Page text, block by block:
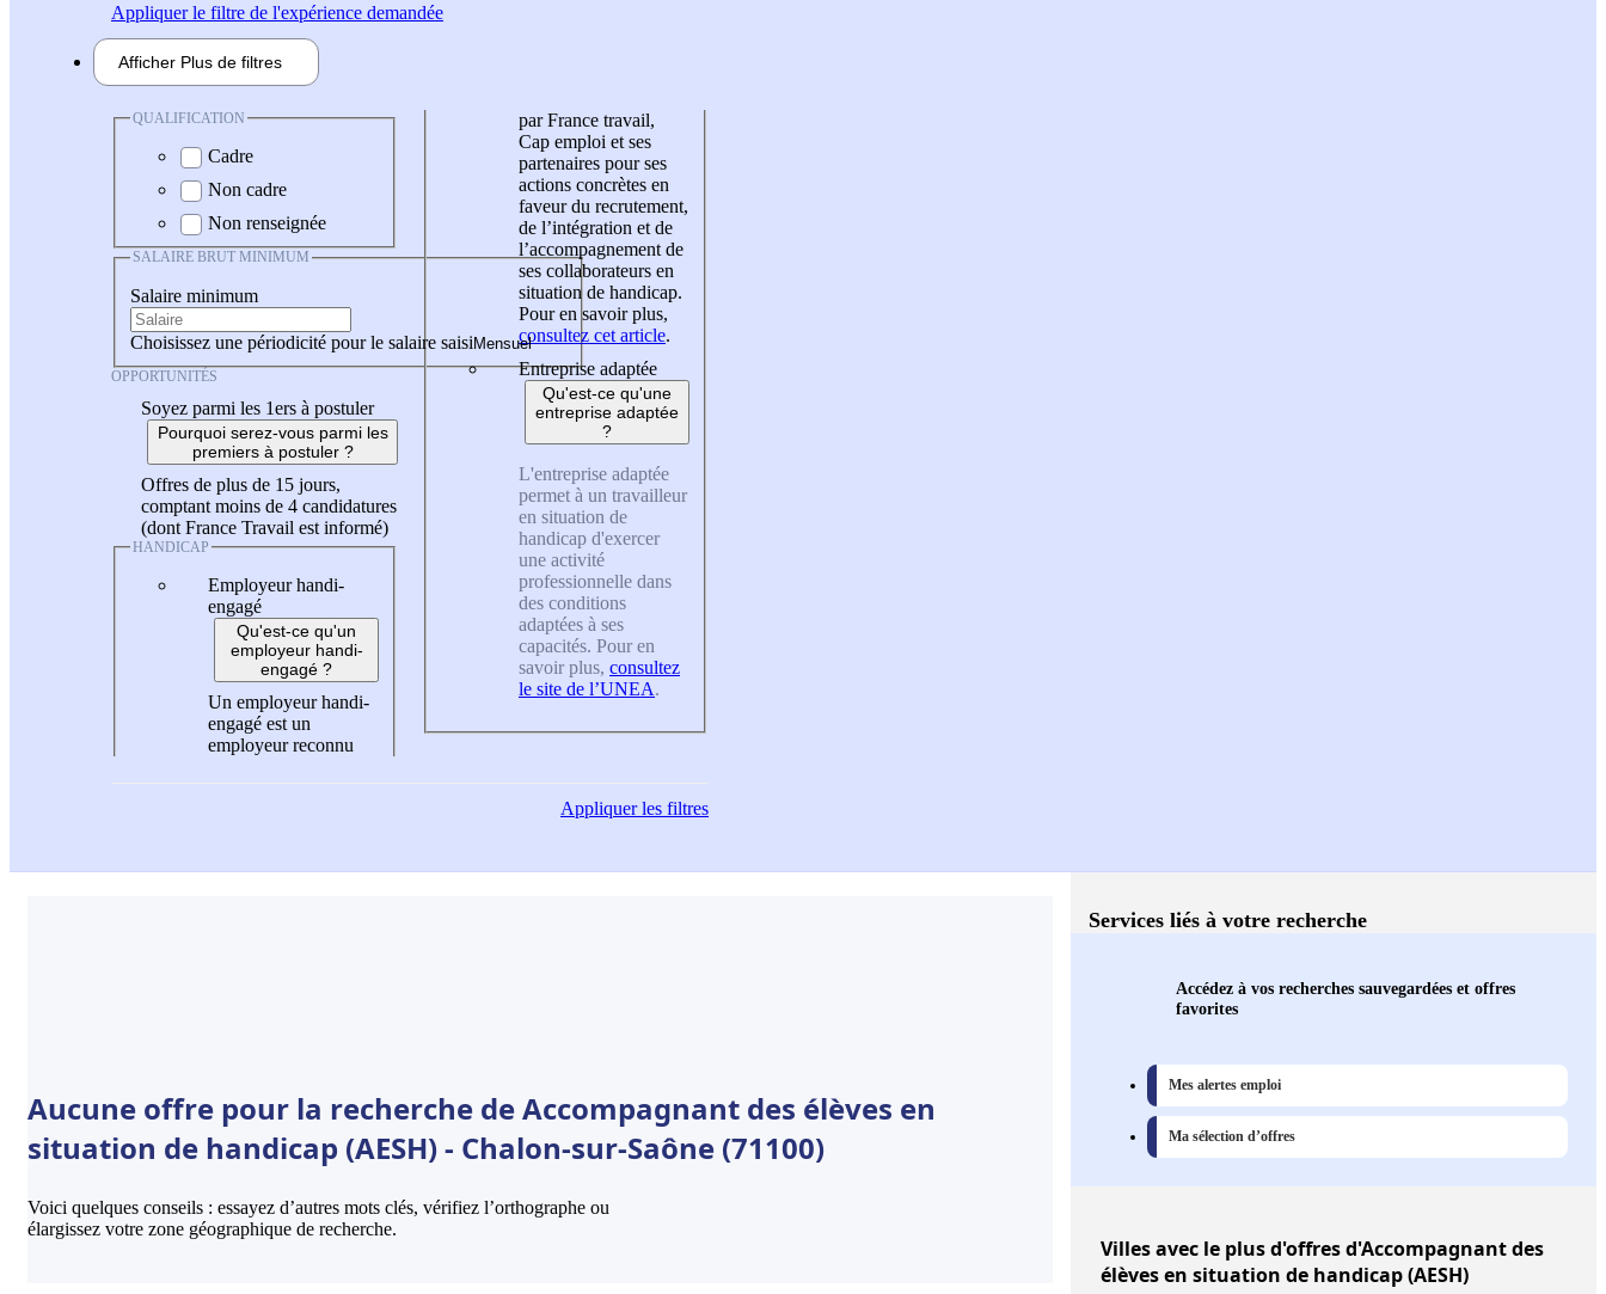
Appliquerle filtre de l'expérience demandée
Afficher Plus de filtres
QUALIFICATION
Cadre
Non cadre
Non renseignée
SALAIRE BRUT MINIMUM
Salaire minimum
Choisissez une périodicité pour le salaire saisi
OPPORTUNITÉS
Soyez parmi les 1ers à postuler
Pourquoi serez-vous parmi les
premiers à postuler ?
Offres de plus de 15 jours,
comptant moins de 4 candidatures
(dont France Travail est informé)
HANDICAP
Employeur handi-
engagé
Qu'est-ce qu'un
employeur handi-
engagé ?
Un employeur handi-
engagé est un
employeur reconnu
par France travail,
Cap emploi et ses
partenaires pour ses
actions concrètes en
faveur du recrutement,
de l’intégration et de
l’accompagnement de
ses collaborateurs en
situation de handicap.
Pour en savoir plus,
consultez cet article.
Entreprise adaptée
Qu'est-ce qu'une
entreprise adaptée
?
L'entreprise adaptée
permet à un travailleur
en situation de
handicap d'exercer
une activité
professionnelle dans
des conditions
adaptées à ses
capacités. Pour en
savoir plus, consultez
le site de l’UNEA.
Appliquerles filtres
Aucune offre pour la recherche de Accompagnant des élèves en
situation de handicap (AESH) - Chalon-sur-Saône (71100)
Voici quelques conseils : essayez d’autres mots clés, vérifiez l’orthographe ou
élargissez votre zone géographique de recherche.
Services liés à votre recherche
Accédez à vos recherches sauvegardées et offres
favorites
Mes alertes emploi
Ma sélection d’offres
Villesavec le plus d'offres d'Accompagnant des
élèves en situation de handicap (AESH)